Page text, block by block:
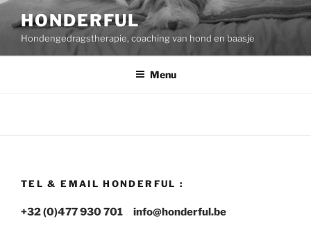
Ga
naar
inhoud
HONDERFUL
Hondengedragstherapie, coaching van hond en baasje
Menu
TEL & EMAIL HONDERFUL :
+32 (0)477 930 701 info@honderful.be